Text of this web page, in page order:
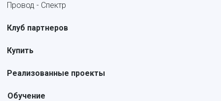
Провод - Спектр
Клуб партнеров
Купить
Реализованные проекты
Обучение